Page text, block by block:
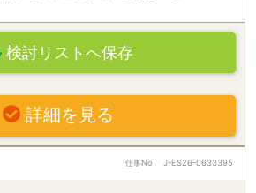
検討リストへ保存
詳細を見る
仕事No J-ES26-0633395